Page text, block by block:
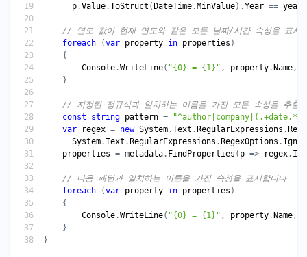
p .Value .ToStruct ( DateTime . MinValue).Year == year
// 연도 값이 현재 연도와 같은 모든 날짜/시간 속성을 표시
foreach (var property in properties
Console .WriteLine( "{0} = {1}" , property . Name,
// 지정된 정규식과 일치하는 이름을 가진 모든 속성을 추출
const
string pattern =
var
regex = new System .Text . RegularExpressions .
System .Text . RegularExpressions . RegexOptions .
properties = metadata . FindProperties ( p => regex .
// 다음 패턴과 일치하는 이름을 가진 속성을 표시합니다
foreach (var property in properties
Console .WriteLine( "{0} = {1}" , property . Name,